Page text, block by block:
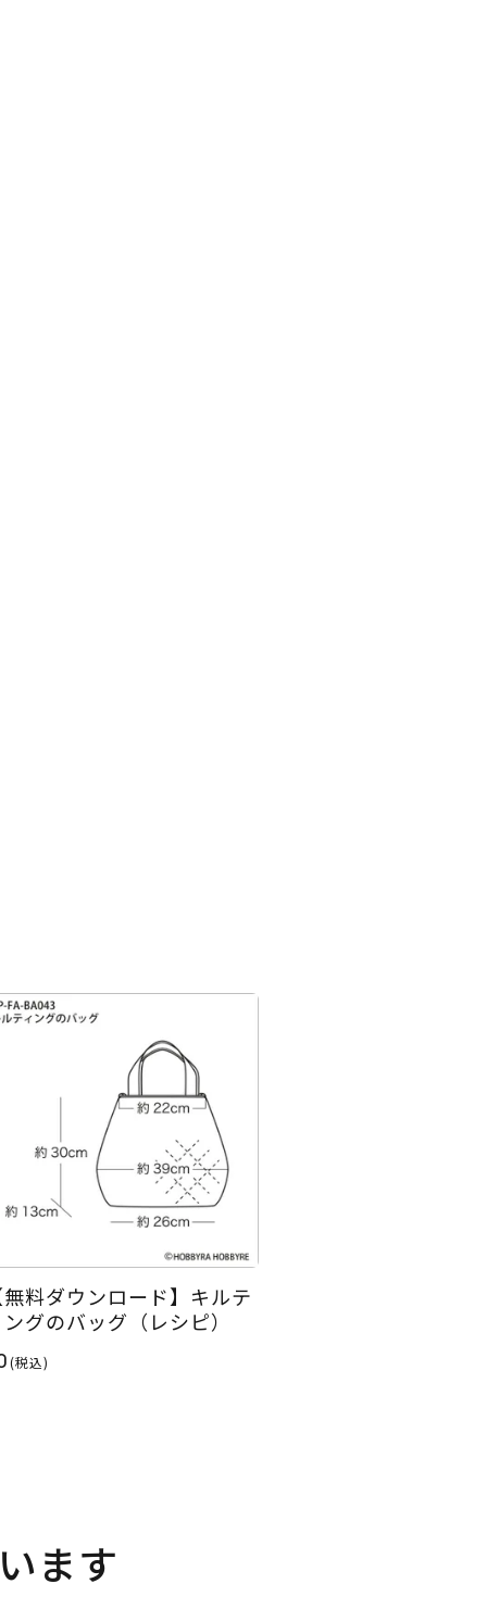
無料ダウンロード】キルテ
ングのバッグ（レシピ）
(税込)
ます